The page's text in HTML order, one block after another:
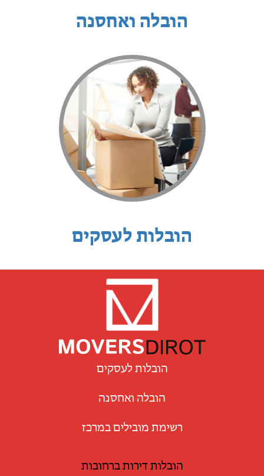
הובלה ואחסנה
הובלות לעסקים
הובלות לעסקים
הובלה ואחסנה
רשימת מובילים במרכז
הובלות דירות ברחובות